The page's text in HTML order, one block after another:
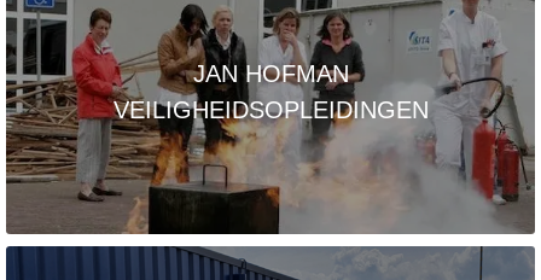
JAN HOFMAN
VEILIGHEIDSOPLEIDINGEN